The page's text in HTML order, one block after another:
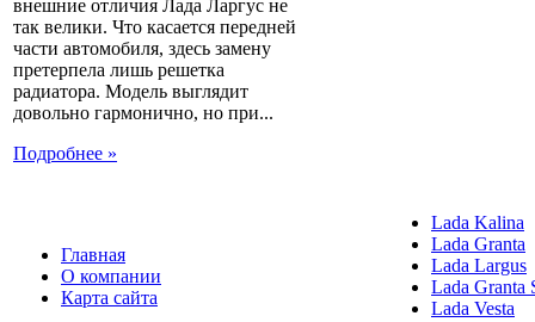
внешние отличия Лада Ларгус не
так велики. Что касается передней
части автомобиля, здесь замену
претерпела лишь решетка
радиатора. Модель выглядит
довольно гармонично, но при...
Подробнее »
Главная
О компании
Карта сайта
Lada Kalina
Lada Granta
Lada Largus
Lada Granta
Lada Vesta